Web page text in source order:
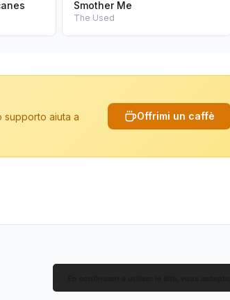
Smother Me
The Used
supporto aiuta a
Offrimi un caffè